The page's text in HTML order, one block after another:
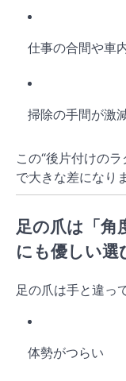
仕事の合間や車
掃除の手間が激
この“後片付けの
で大きな差になり
足の爪は「角
にも優しい選
足の爪は手と違って
体勢がつらい